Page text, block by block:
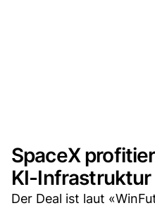
SpaceX
KI-Infrastruktur
Der Deal ist laut